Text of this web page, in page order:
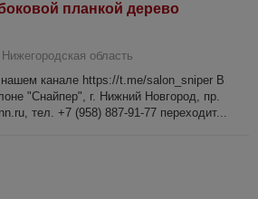
планкой дерево
Нижегородская область
канале https://t.me/salon_sniper В
"Снайпер", г. Нижний Новгород, пр.
тел. +7 (958) 887-91-77 переходит...